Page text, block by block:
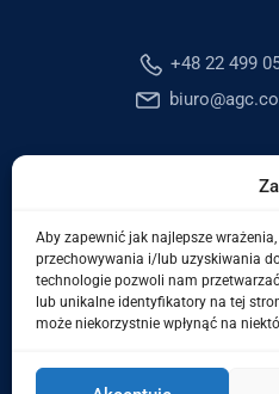
Aby zapewnić jak najlepsze
przechowywania i/lub uzyskiwania
technologie pozwoli nam
lub unikalne identyfikatory na tej
może niekorzystnie wpłynąć na
+48 22 499